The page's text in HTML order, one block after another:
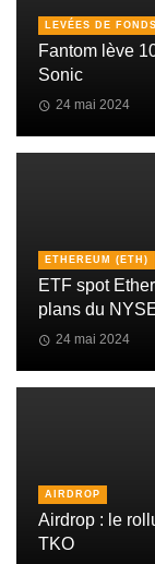
LEVÉES DE
Fantom lève
Sonic
24 mai 2024
ETHEREUM (ETH)
ETF spot
plans du
24 mai 2024
AIRDROP
Airdrop : le
TKO